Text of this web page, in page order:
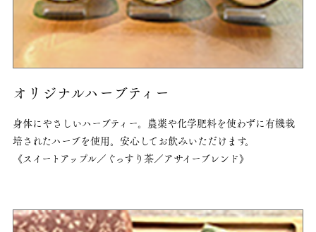
オリジナルハーブティー
身体にやさしいハーブティー。農薬や化学肥料を使わずに有機栽
培されたハーブを使用。 安心してお飲みいただけます。
《スイートアップル／ぐっすり茶／アサイーブレンド》